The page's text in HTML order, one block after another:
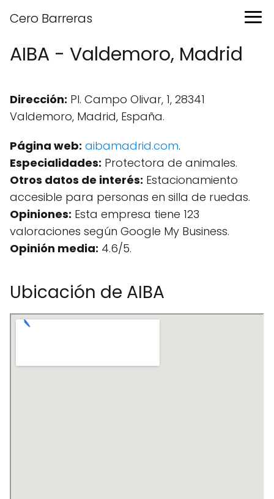
Cero Barreras
AIBA - Valdemoro, Madrid
Dirección: Pl. Campo Olivar, 1, 28341
Valdemoro, Madrid, España.
Página web: aibamadrid.com.
Especialidades: Protectora de animales.
Otros datos de interés: Estacionamiento
accesible para personas en silla de ruedas.
Opiniones: Esta empresa tiene 123
valoraciones según Google My Business.
Opinión media: 4.6/5.
Ubicación de AIBA